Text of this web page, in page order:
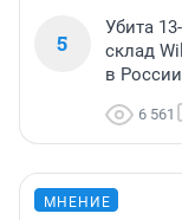
5
Убита
склад
в России
6 561
МНЕНИЕ